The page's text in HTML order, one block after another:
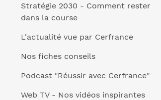
Stratégie 2030 - Comment rester
dans la course
L'actualité vue par Cerfrance
Nos fiches conseils
Podcast "Réussir avec Cerfrance"
Web TV - Nos vidéos inspirantes